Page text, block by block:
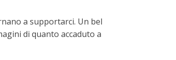
a supportarci. Un bel
di quanto accaduto a